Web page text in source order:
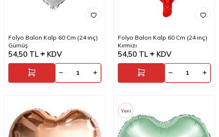
Folyo Balon Kalp 60 Cm (24 inç)
Gümüş
54,50 TL KDV
Folyo Balon Kalp 60 Cm (24 inç)
Kırmızı
54,50 TL KDV
Yeni